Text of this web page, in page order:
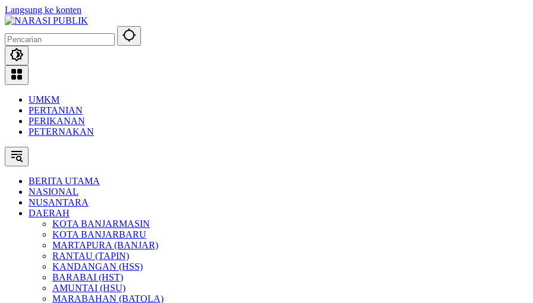
Langsung ke konten
UMKM
PERTANIAN
PERIKANAN
PETERNAKAN
BERITA UTAMA
NASIONAL
NUSANTARA
DAERAH
KOTA BANJARMASIN
KOTA BANJARBARU
MARTAPURA (BANJAR)
RANTAU (TAPIN)
KANDANGAN (HSS)
BARABAI (HST)
AMUNTAI (HSU)
MARABAHAN (BATOLA)